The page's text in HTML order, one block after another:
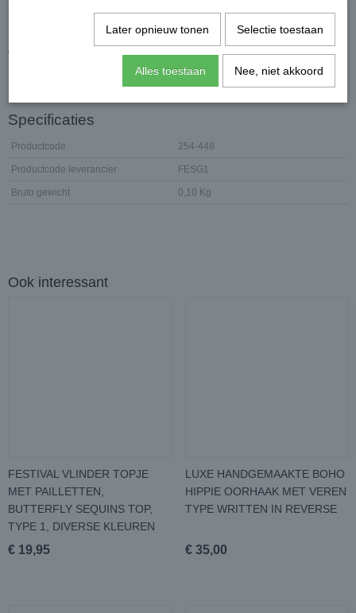
VERKRIJGBAAR IN DIVERSE KLEUREN
KLEUR = ZILVER, GOUD, ZEEGROEN, BRUIN, ROZE, PAARS,
WIT (NIET AFGEBEELD)
Specificaties
Productcode 254-448
Productcode leverancier FESG1
Bruto gewicht 0,10 Kg
Ook interessant
FESTIVAL VLINDER TOPJE
MET PAILLETTEN,
BUTTERFLY SEQUINS TOP,
TYPE 1, DIVERSE KLEUREN
€ 19,95
LUXE HANDGEMAAKTE BOHO
HIPPIE OORHAAK MET VEREN
TYPE WRITTEN IN REVERSE
€ 35,00
Later opnieuw tonen Selectie toestaan
Alles toestaan Nee, niet akkoord